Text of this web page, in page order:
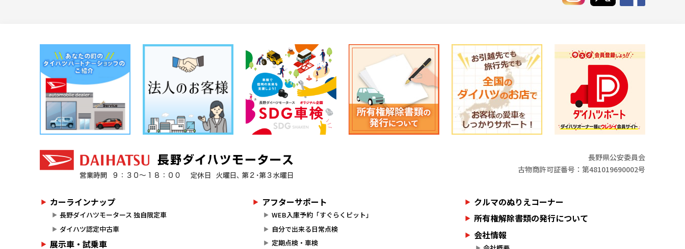
長野県公安委員会
古物商許可証番号：第481019690002号
カーラインナップ
長野ダイハツモータース 独自限定車
ダイハツ認定中古車
展示車・試乗車
アフターサポート
WEB入庫予約「すぐらくピット」
自分で出来る日常点検
定期点検・車検
クルマのぬりえコーナー
所有権解除書類の発行について
会社情報